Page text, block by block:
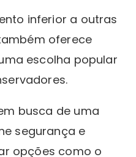
inferior a outras
oferece
escolha popular
busca de uma
segurança e
opções como o